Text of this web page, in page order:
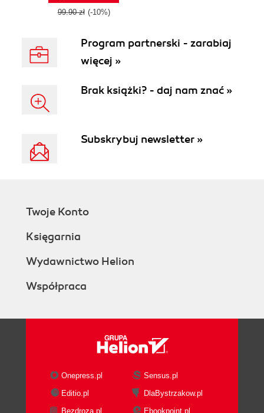
99.90 zł (-10%)
Program partnerski - zarabiaj
więcej »
Brak książki? - daj nam znać »
Subskrybuj newsletter »
Twoje Konto
Księgarnia
Wydawnictwo Helion
Współpraca
Onepress.pl
Sensus.pl
Editio.pl
DlaBystrzakow.pl
Bezdroza.pl
Ebookpoint.pl